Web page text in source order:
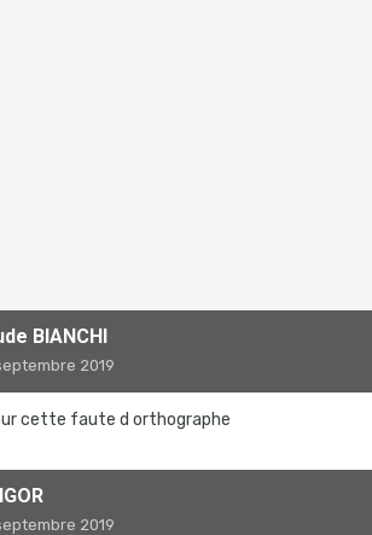
BIANCHI
2019
cette faute d orthographe
2019